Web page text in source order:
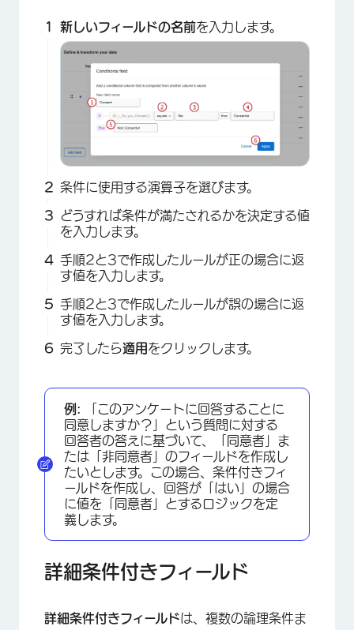
×
新しいフィールドの名前を入力します。
条件に使用する演算子を選びます。
どうすれば条件が満たされるかを決定する値
を入力します。
手順2と3で作成したルールが正の場合に返
す値を入力します。
手順2と3で作成したルールが誤の場合に返
す値を入力します。
完了したら適用をクリックします。
例: 「このアンケートに回答することに
同意しますか？」という質問に対する
回答者の答えに基づいて、「同意者」ま
たは「非同意者」のフィールドを作成し
たいとします。この場合、条件付きフィ
ールドを作成し、回答が「はい」の場合
に値を「同意者」とするロジックを定
義します。
詳細条件付きフィールド
詳細条件付きフィールドは、複数の論理条件ま